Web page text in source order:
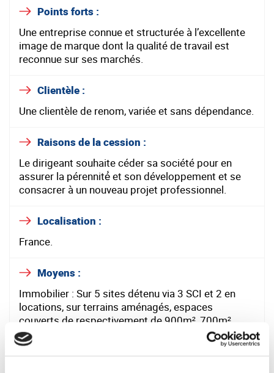
Points forts :
Une entreprise connue et structurée à l’excellente
image de marque dont la qualité de travail est
reconnue sur ses marchés.
Clientèle :
Une clientèle de renom, variée et sans dépendance.
Raisons de la cession :
Le dirigeant souhaite céder sa société pour en
assurer la pérennité́ et son développement et se
consacrer à un nouveau projet professionnel.
Localisation :
France.
Moyens :
Immobilier : Sur 5 sites détenu via 3 SCI et 2 en
locations, sur terrains aménagés, espaces
couverts de respectivement de 900m², 700m²,
700m², 290m² et 400m² ; places de parking
extérieures, Bons états d’entretiens, loyers
globalement de marché.